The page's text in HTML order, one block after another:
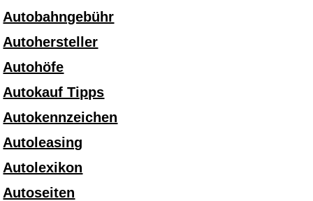
Autobahngebühr
Autohersteller
Autohöfe
Autokauf Tipps
Autokennzeichen
Autoleasing
Autolexikon
Autoseiten